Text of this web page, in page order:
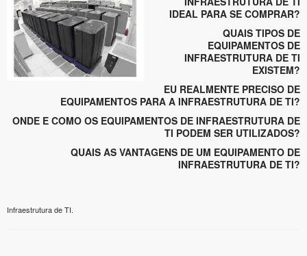
IDEAL PARA SE COMPRAR?
QUAIS TIPOS DE
EQUIPAMENTOS DE
INFRAESTRUTURA DE TI
EXISTEM?
EU REALMENTE PRECISO DE
EQUIPAMENTOS PARA A INFRAESTRUTURA DE TI?
ONDE E COMO OS EQUIPAMENTOS DE INFRAESTRUTURA DE
TI PODEM SER UTILIZADOS?
QUAIS AS VANTAGENS DE UM EQUIPAMENTO DE
INFRAESTRUTURA DE TI?
Infraestrutura de TI.